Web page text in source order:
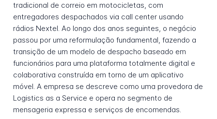
tradicional de correio em motocicletas, com
entregadores despachados via call center usando
rádios Nextel. Ao longo dos anos seguintes, o negócio
passou por uma reformulação fundamental, fazendo a
transição de um modelo de despacho baseado em
funcionários para uma plataforma totalmente digital e
colaborativa construída em torno de um aplicativo
móvel. A empresa se descreve como uma provedora de
Logistics as a Service e opera no segmento de
mensageria expressa e serviços de encomendas.